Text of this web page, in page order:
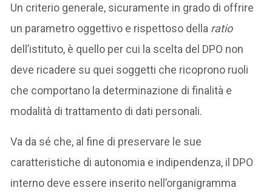
Un criterio generale, sicuramente in grado di offrire
un parametro oggettivo e rispettoso della ratio
dell’istituto, è quello per cui la scelta del DPO non
deve ricadere su quei soggetti che ricoprono ruoli
che comportano la determinazione di finalità e
modalità di trattamento di dati personali.
Va da sé che, al fine di preservare le sue
caratteristiche di autonomia e indipendenza, il DPO
interno deve essere inserito nell’organigramma